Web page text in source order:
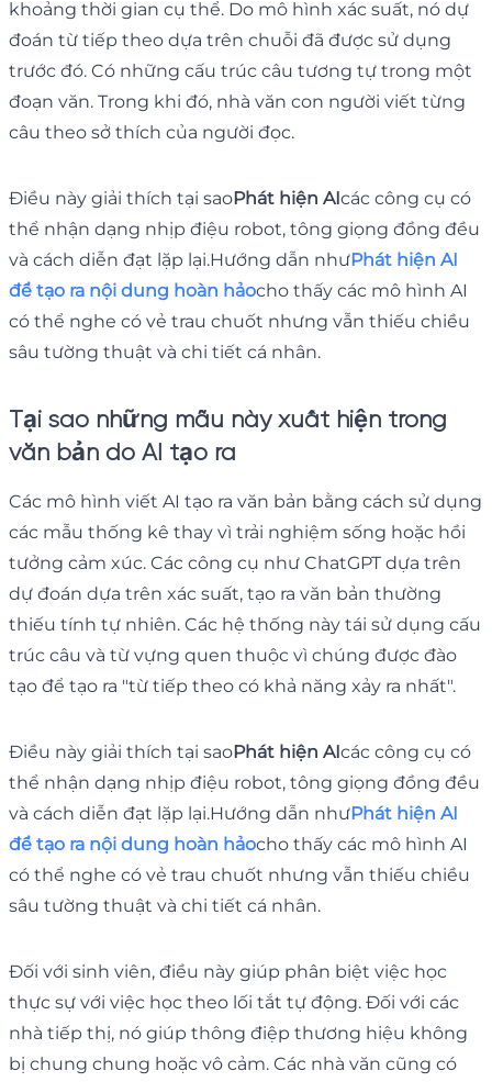
khoảng thời gian cụ thể. Do mô hình xác suất, nó dự
đoán từ tiếp theo dựa trên chuỗi đã được sử dụng
trước đó. Có những cấu trúc câu tương tự trong một
đoạn văn. Trong khi đó, nhà văn con người viết từng
câu theo sở thích của người đọc.
Điều này giải thích tại saoPhát hiện AIcác công cụ có
thể nhận dạng nhịp điệu robot, tông giọng đồng đều
và cách diễn đạt lặp lại.Hướng dẫn nhưPhát hiện AI
để tạo ra nội dung hoàn hảocho thấy các mô hình AI
có thể nghe có vẻ trau chuốt nhưng vẫn thiếu chiều
sâu tường thuật và chi tiết cá nhân.
Tại sao những mẫu này xuất hiện trong
văn bản do AI tạo ra
Các mô hình viết AI tạo ra văn bản bằng cách sử dụng
các mẫu thống kê thay vì trải nghiệm sống hoặc hồi
tưởng cảm xúc. Các công cụ như ChatGPT dựa trên
dự đoán dựa trên xác suất, tạo ra văn bản thường
thiếu tính tự nhiên. Các hệ thống này tái sử dụng cấu
trúc câu và từ vựng quen thuộc vì chúng được đào
tạo để tạo ra "từ tiếp theo có khả năng xảy ra nhất".
Điều này giải thích tại saoPhát hiện AIcác công cụ có
thể nhận dạng nhịp điệu robot, tông giọng đồng đều
và cách diễn đạt lặp lại.Hướng dẫn nhưPhát hiện AI
để tạo ra nội dung hoàn hảocho thấy các mô hình AI
có thể nghe có vẻ trau chuốt nhưng vẫn thiếu chiều
sâu tường thuật và chi tiết cá nhân.
Đối với sinh viên, điều này giúp phân biệt việc học
thực sự với việc học theo lối tắt tự động. Đối với các
nhà tiếp thị, nó giúp thông điệp thương hiệu không
bị chung chung hoặc vô cảm. Các nhà văn cũng có